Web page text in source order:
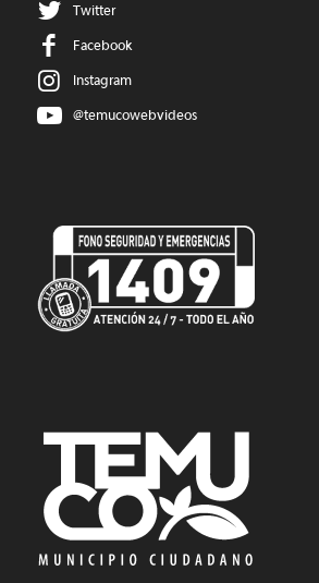
Twitter
Facebook
Instagram
@temucowebvideos